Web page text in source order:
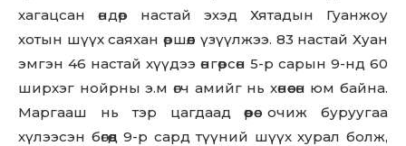
хагацсан өндөр настай эхэд Хятадын Гуанжоу
хотын шүүх саяхан өршөөл үзүүлжээ. 83 настай Хуан
эмгэн 46 настай хүүдээ өнгөрсөн 5-р сарын 9-нд 60
ширхэг нойрны э.м өгч амийг нь хөнөөсөн юм байна.
Маргааш нь тэр цагдаад өөрөө очиж буруугаа
хүлээсэн бөгөөд 9-р сард түүний шүүх хурал болж,